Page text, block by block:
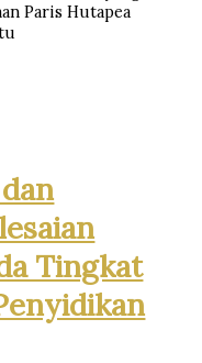
Paris Hutapea
Tingkat